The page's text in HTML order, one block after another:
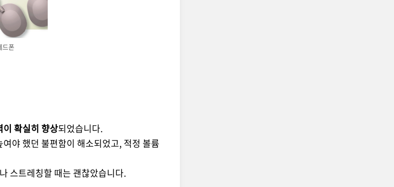
드폰
이 확실히 향상되었습니다.
야 했던 불편함이 해소되었고, 적정 볼륨
스트레칭할 때는 괜찮았습니다.